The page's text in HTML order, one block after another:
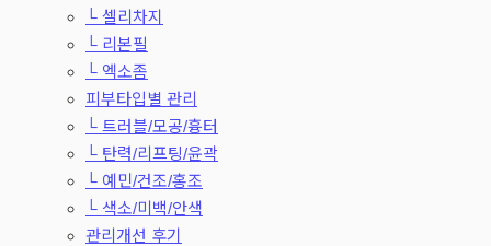
└ 셀리차지
└ 리본필
└ 엑소좀
피부타입별 관리
└ 트러블/모공/흉터
└ 탄력/리프팅/윤곽
└ 예민/건조/홍조
└ 색소/미백/안색
관리개선 후기